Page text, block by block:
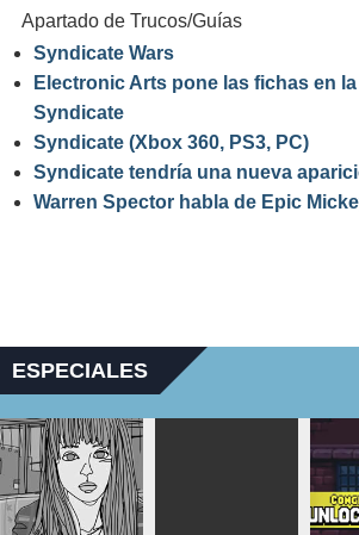
Apartado de Trucos/Guías
Syndicate Wars
Electronic Arts pone las fichas en
Syndicate
Syndicate (Xbox 360, PS3, PC)
Syndicate tendría una nueva
Warren Spector habla de Epic
ESPECIALES